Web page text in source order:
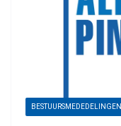
BESTUURSMEDEDELINGEN